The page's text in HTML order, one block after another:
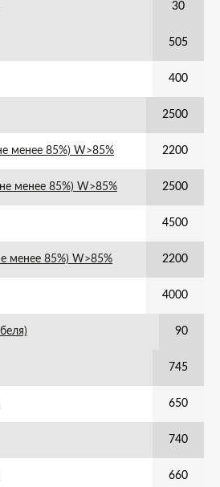
30
505
400
2500
менее 85%) W>85% 2200
менее 85%) W>85% 2500
4500
менее 85%) W>85% 2200
4000
90
745
650
740
660